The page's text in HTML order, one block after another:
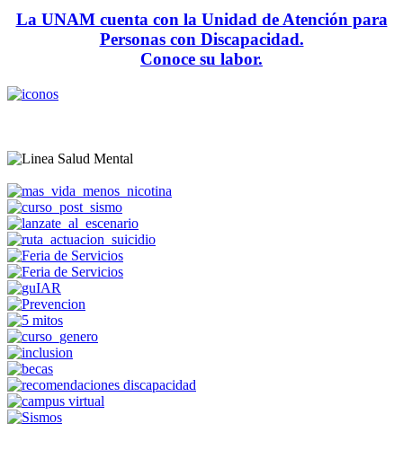
La UNAM cuenta con la Unidad de Atención para
Personas con Discapacidad.
Conoce su labor.